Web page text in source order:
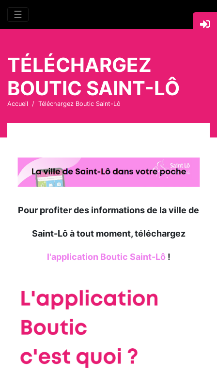
☰
TÉLÉCHARGEZ
BOUTIC SAINT-LÔ
Accueil Téléchargez Boutic Saint-Lô
Pour profiter des informations de la ville de
Saint-Lô à tout moment, téléchargez
l'application Boutic Saint-Lô!